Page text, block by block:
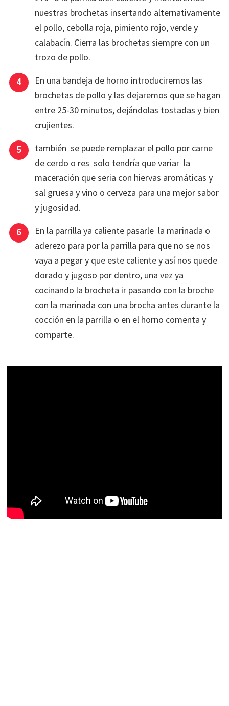
nuestras brochetas insertando alternativamente
el pollo, cebolla roja, pimiento rojo, verde y
calabacín. Cierra las brochetas siempre con un
trozo de pollo.
En una bandeja de horno introduciremos las
brochetas de pollo y las dejaremos que se hagan
entre 25-30 minutos, dejándolas tostadas y bien
crujientes.
también se puede remplazar el pollo por carne
de cerdo o res solo tendría que variar la
maceración que seria con hiervas aromáticas y
sal gruesa y vino o cerveza para una mejor sabor
y jugosidad.
En la parrilla ya caliente pasarle la marinada o
aderezo para por la parrilla para que no se nos
vaya a pegar y que este caliente y así nos quede
dorado y jugoso por dentro, una vez ya
cocinando la brocheta ir pasando con la broche
con la marinada con una brocha antes durante la
cocción en la parrilla o en el horno comenta y
comparte.